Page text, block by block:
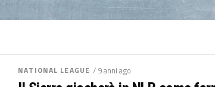
NATIONAL LEAGUE / 9 anni ago